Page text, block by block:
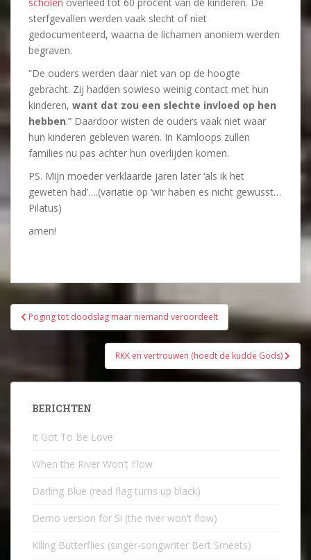
sterfgevallen werden vaak slecht of niet
gedocumenteerd, waarna de lichamen anoniem werden
begraven.
“De ouders werden daar niet van op de hoogte
gebracht. Zij hadden sowieso weinig contact met hun
kinderen, want dat zou een slechte invloed op hen
hebben.” Daardoor wisten de ouders vaak niet waar
hun kinderen gebleven waren. In Kamloops zullen
families nu pas achter hun overlijden komen.
PS. Mijn moeder verklaarde jaren later ‘als ik het
geweten had’….(variatie op ‘wir haben es nicht gewusst…
Pilatus)
amen!
Bericht
navigatie
Poging tot doodslag maar niemand veroordeelt
RKK en vertrouwen (hoedt de kudde Gods)
BERICHTEN
It Got To Be Love
When the River Won’t Flow
Darling Blue (read flag turns up black)
Demo version for Si (the river won’t flow)
Kiling Butterflies (singer-songwriter Bert Smeets)